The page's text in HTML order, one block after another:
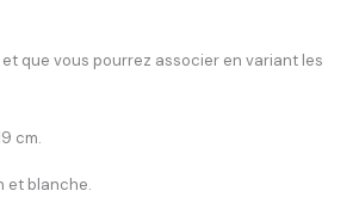
que vous pourrez associer en variant les
cm.
et blanche.